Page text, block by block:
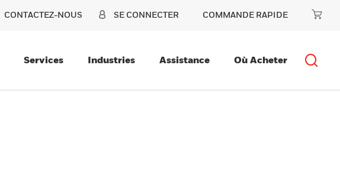
CONTACTEZ-NOUS SE CONNECTER COMMANDE RAPIDE
Services Industries Assistance Où Acheter